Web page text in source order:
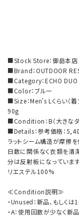
■Stock Store：御岳本店
■Brand：OUTDOOR
■Category：ECHO
■Color：ブルー
■Size：Men's Lくらい（
90g
■Condition：B（大きなダ
■Details：参考価格：
ラットシーム構造が摩擦
日数に関係なく衣類を
分は反射板になっていま
リエステル100%
≪Condition説明≫
・Unused：新品、もしく
・A：使用回数が少なく新